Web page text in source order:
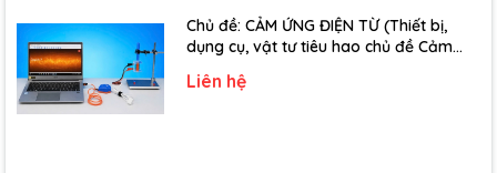
Chủ đề: CẢM ỨNG ĐIỆN TỪ (Thiết bị,
dụng cụ, vật tư tiêu hao chủ đề Cảm
Liên hệ